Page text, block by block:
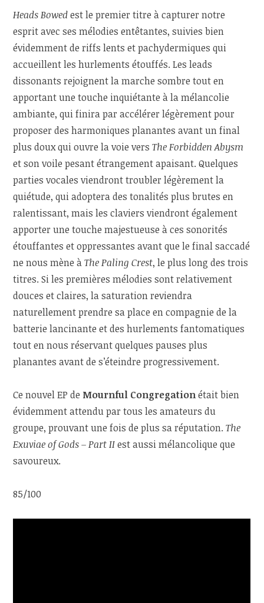
Heads Bowedest le premier titre à capturer notre
esprit avec ses mélodies entêtantes, suivies bien
évidemment de riffs lents et pachydermiques qui
accueillent les hurlements étouffés. Les leads
dissonants rejoignent la marche sombre tout en
apportant une touche inquiétante à la mélancolie
ambiante, qui finira par accélérer légèrement pour
proposer des harmoniques planantes avant un final
plus doux qui ouvre la voie versThe Forbidden Abysm
et son voile pesant étrangement apaisant. Quelques
parties vocales viendront troubler légèrement la
quiétude, qui adoptera des tonalités plus brutes en
ralentissant, mais les claviers viendront également
apporter une touche majestueuse à ces sonorités
étouffantes et oppressantes avant que le final saccadé
ne nous mène àThe Paling Crest, le plus long des trois
titres. Si les premières mélodies sont relativement
douces et claires, la saturation reviendra
naturellement prendre sa place en compagnie de la
batterie lancinante et des hurlements fantomatiques
tout en nous réservant quelques pauses plus
planantes avant de s’éteindre progressivement.
Ce nouvel EP de Mournful Congregationétait bien
évidemment attendu par tous les amateurs du
groupe, prouvant une fois de plus sa réputation.The
Exuviae of Gods – Part IIest aussi mélancolique que
savoureux.
85/100